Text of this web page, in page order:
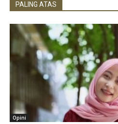
PALING ATAS
Opini